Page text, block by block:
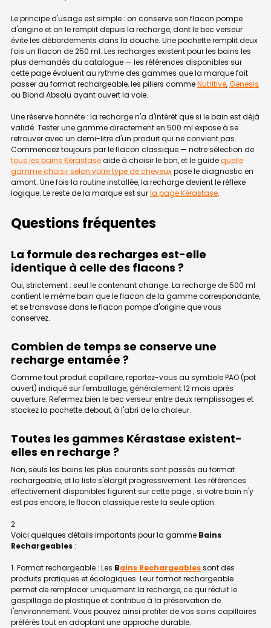
Le principe d'usage est simple : on conserve son flacon pompe
d'origine et on le remplit depuis la recharge, dont le bec verseur
évite les débordements dans la douche. Une pochette remplit deux
fois un flacon de 250 ml. Les recharges existent pour les bains les
plus demandés du catalogue — les références disponibles sur
cette page évoluent au rythme des gammes que la marque fait
passer au format rechargeable, les piliers commeNutritive,Genesis
ou Blond Absolu ayant ouvert la voie.
Une réserve honnête : la recharge n'a d'intérêt que si le bain est déjà
validé. Tester une gamme directement en 500 ml expose à se
retrouver avec un demi-litre d'un produit qui ne convient pas.
Commencez toujours par le flacon classique — notre sélection de
tous les bains Kérastaseaide à choisir le bon, et le guidequelle
gamme choisir selon votre type de cheveuxpose le diagnostic en
amont. Une fois la routine installée, la recharge devient le réflexe
logique. Le reste de la marque est surla page Kérastase.
Questions fréquentes
La formule des recharges est-elle
identique à celle des flacons ?
Oui, strictement : seul le contenant change. La recharge de 500 ml
contient le même bain que le flacon de la gamme correspondante,
et se transvase dans le flacon pompe d'origine que vous
conservez.
Combien de temps se conserve une
recharge entamée ?
Comme tout produit capillaire, reportez-vous au symbole PAO (pot
ouvert) indiqué sur l'emballage, généralement 12 mois après
ouverture. Refermez bien le bec verseur entre deux remplissages et
stockez la pochette debout, à l'abri de la chaleur.
Toutes les gammes Kérastase existent-
elles en recharge ?
Non, seuls les bains les plus courants sont passés au format
rechargeable, et la liste s'élargit progressivement. Les références
effectivement disponibles figurent sur cette page ; si votre bain n'y
est pas encore, le flacon classique reste la seule option.
Voici quelques détails importants pour la gamme Bains
Rechargeables :
1. Format rechargeable : Les Bains Rechargeablessont des
produits pratiques et écologiques. Leur format rechargeable
permet de remplacer uniquement la recharge, ce qui réduit le
gaspillage de plastique et contribue à la préservation de
l'environnement. Vous pouvez ainsi profiter de vos soins capillaires
préférés tout en adoptant une approche durable.